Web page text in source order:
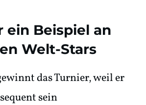
ein Beispiel an
Welt-Stars
das Turnier, weil er
sein